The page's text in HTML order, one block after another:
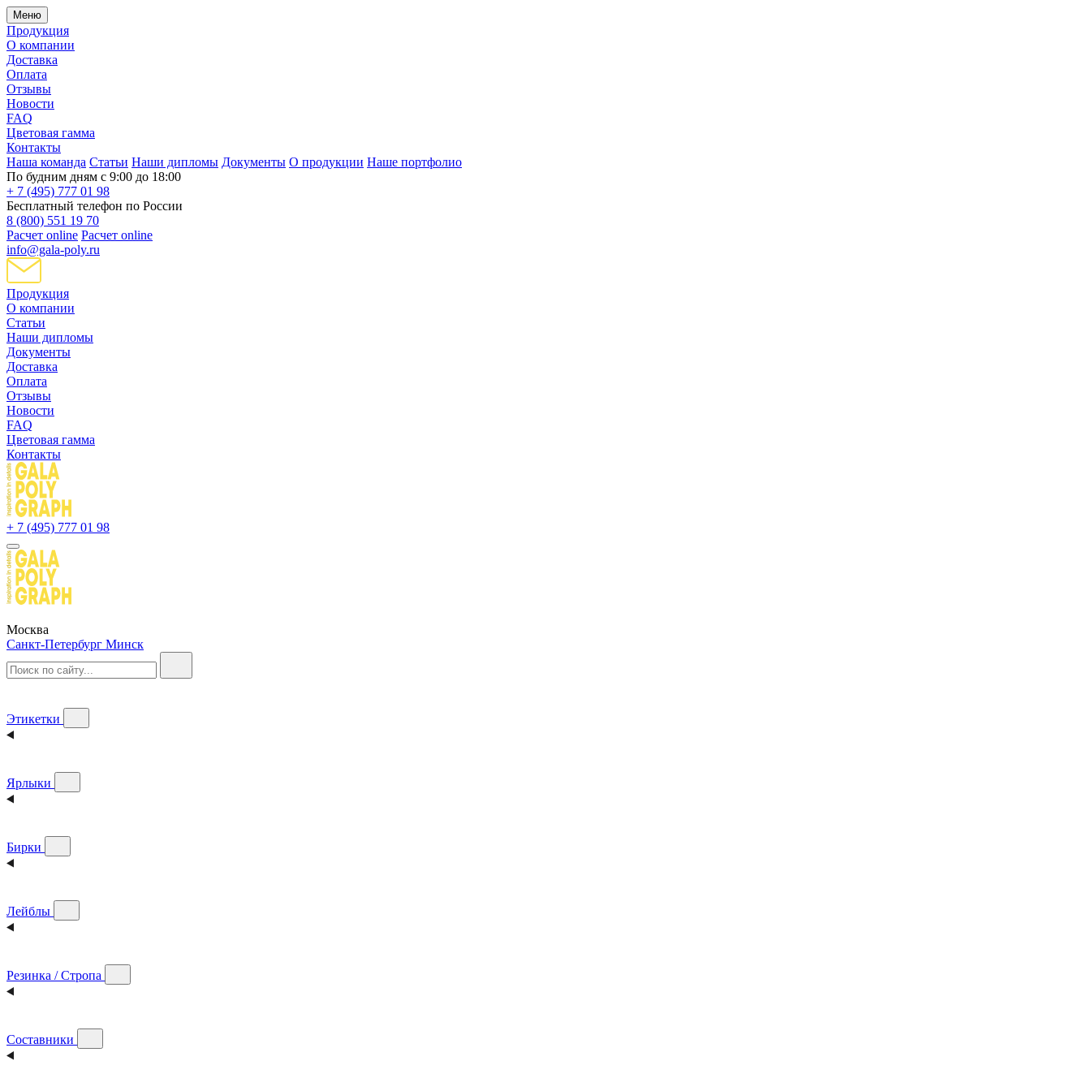
Меню
Продукция
О компании
Доставка
Оплата
Отзывы
Новости
FAQ
Цветовая гамма
Контакты
Наша команда Статьи Наши дипломы Документы О продукции Наше портфолио
По будним дням с 9:00 до 18:00
+ 7 (495) 777 01 98
Бесплатный телефон по России
8 (800) 551 19 70
Расчет online Расчет online
info@gala-poly.ru
Продукция
О компании
Статьи
Наши дипломы
Документы
Доставка
Оплата
Отзывы
Новости
FAQ
Цветовая гамма
Контакты
+ 7 (495) 777 01 98
Москва
Санкт-Петербург Минск
Этикетки
Ярлыки
Бирки
Лейблы
Резинка / Стропа
Составники